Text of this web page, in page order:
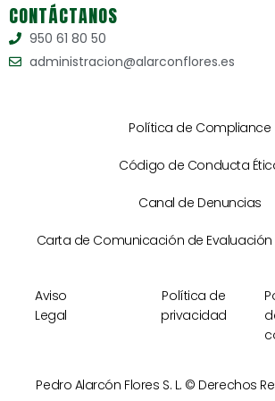
CONTÁCTANOS
950 61 80 50
administracion@alarconflores.es
Política de Compliance
Código de Conducta
Canal de Denuncias
Carta de Comunicación de
Aviso
Legal
Política de
privacidad
Pedro Alarcón Flores S. L. © Derechos